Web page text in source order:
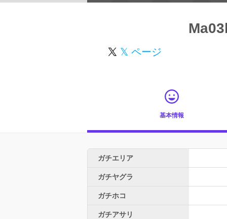
𝕏 ページ
基本情報
ガチエリア
ガチヤグラ
ガチホコ
ガチアサリ